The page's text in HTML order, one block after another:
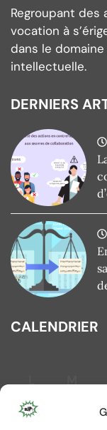
Regroupant des
vocation à
dans le
intellectuelle.
DERNIERS
CALENDRIER